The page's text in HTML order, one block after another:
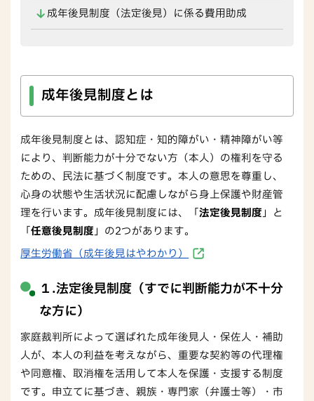
成年後見制度（法定後見）に係る費用助成
成年後見制度とは
成年後見制度とは、認知症・知的障がい・精神障がい等
により、判断能力が十分でない方（本人）の権利を守る
ための、民法に基づく制度です。本人の意思を尊重し、
心身の状態や生活状況に配慮しながら身上保護や財産管
理を行います。成年後見制度には、「法定後見制度」と
「任意後見制度」の2つがあります。
厚生労働省（成年後見はやわかり）
１.法定後見制度（すでに判断能力が不十分
な方に）
家庭裁判所によって選ばれた成年後見人・保佐人・補助
人が、本人の利益を考えながら、重要な契約等の代理権
や同意権、取消権を活用して本人を保護・支援する制度
です。申立てに基づき、親族・専門家（弁護士等）・市